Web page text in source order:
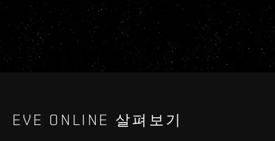
EVE ONLINE 살펴보기